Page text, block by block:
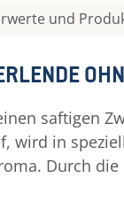
und
saftigen
wird in
Durch